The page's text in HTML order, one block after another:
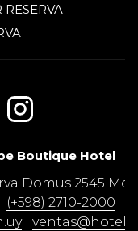
Boutique Hotel​
Domus 2545
(+598) 2710-2000
|